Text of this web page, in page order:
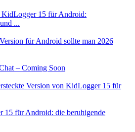
15 für Android:
...
für Android sollte man 2026
– Coming Soon
Version von KidLogger 15 für
15 für Android: die beruhigende